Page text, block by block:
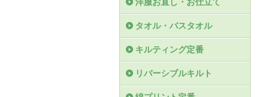
タオル・バスタオル
キルティング定番
リバーシブルキルト